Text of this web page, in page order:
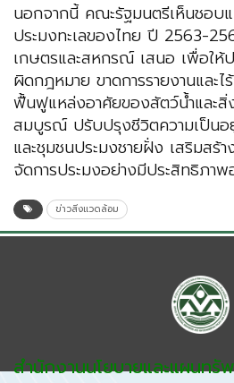
นอกจากนี้ คณะรัฐมนตรีเห็นชอบ
ประมงทะเลของไทย ปี 2563-
เกษตรและสหกรณ์ เสนอ เพื่อให้
ผิดกฎหมาย ขาดการรายงานและ
ฟื้นฟูแหล่งอาศัยของสัตว์น้ำและสิ่
สมบูรณ์ ปรับปรุงชีวิตความเป็นอ
และชุมชนประมงชายฝั่ง เสริมสร้
จัดการประมงอย่างมีประสิทธิภา
ข่าวสิ่งแวดล้อม
สำนักงานนโยบายและแผนทรั